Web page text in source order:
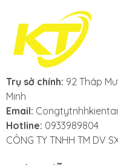
Trụ sở chính: 92 Tháp
Minh
Email:
Hotline: 0933989804
CÔNG TY TNHH TM DV